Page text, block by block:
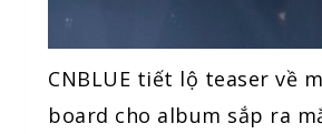
CNBLUE tiết lộ teaser về
board cho album sắp ra